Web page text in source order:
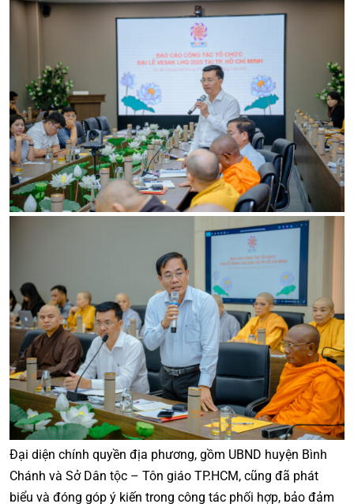
Đại diện chính quyền địa phương, gồm UBND huyện Bình
Chánh và Sở Dân tộc – Tôn giáo TP.HCM, cũng đã phát
biểu và đóng góp ý kiến trong công tác phối hợp, bảo đảm